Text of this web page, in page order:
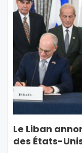
Le Liban
des États-